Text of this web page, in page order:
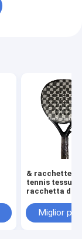
& racchette di
tennis tessute
racchetta di
colori 3K di
progettazione
Miglior